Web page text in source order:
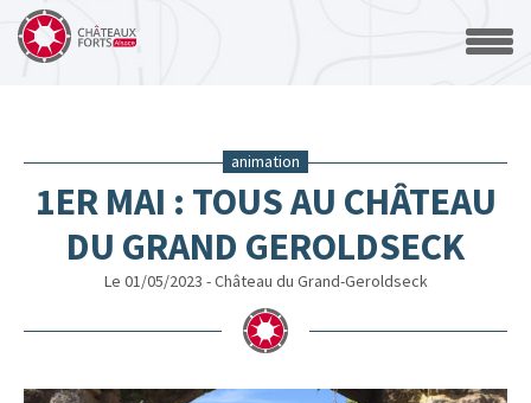
animation
1ER MAI : TOUS AU CHÂTEAU
DU GRAND GEROLDSECK
Le 01/05/2023 - Château du Grand-Geroldseck